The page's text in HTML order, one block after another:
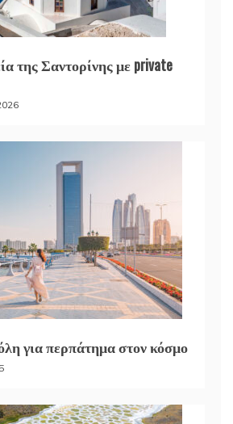
της Σαντορίνης με private
για περπάτημα στον κόσμο